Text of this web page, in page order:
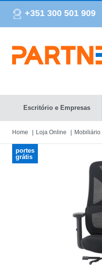
+351 300 501 909
Escritório e Empresas
Home Loja Online
portes
grátis